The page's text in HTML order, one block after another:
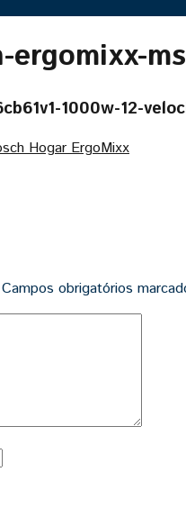
1000w-12-
Hogar ErgoMixx
Campos obrigatórios